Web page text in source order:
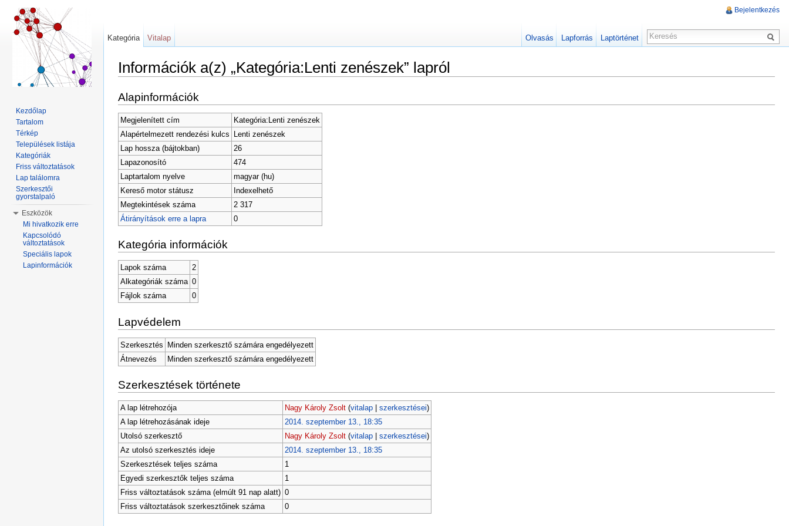
Információk a(z) „Kategória:Lenti zenészek” lapról
Alapinformációk
Megjelenített cím
Kategória:Lenti zenészek
Alapértelmezett rendezési kulcs Lenti zenészek
Lap hossza (bájtokban)
26
Lapazonosító
474
Laptartalom nyelve
magyar (hu)
Kereső motor státusz
Indexelhető
Megtekintések száma
2 317
Átirányítások erre a lapra
0
Kategória információk
Lapok száma
2
Alkategóriák száma 0
Fájlok száma
0
Lapvédelem
Szerkesztés Minden szerkesztő számára engedélyezett
Átnevezés
Minden szerkesztő számára engedélyezett
Szerkesztések története
A lap létrehozója Nagy Károly Zsolt (vitalap| szerkesztései)
A lap létrehozásának ideje
2014. szeptember 13., 18:35
Utolsó szerkesztő
Nagy Károly Zsolt (vitalap| szerkesztései)
Az utolsó szerkesztés ideje
2014. szeptember 13., 18:35
Szerkesztések teljes száma
1
Egyedi szerkesztők teljes száma
1
Friss változtatások száma (elmúlt 91 nap alatt) 0
Friss változtatások szerkesztőinek száma
0
Bejelentkezés
Kategória Vitalap Olvasás Lapforrás Laptörténet
Kezdőlap
Tartalom
Térkép
Települések listája
Kategóriák
Friss változtatások
Lap találomra
Szerkesztői
gyorstalpaló
Eszközök
Mi hivatkozik erre
Kapcsolódó
változtatások
Speciális lapok
Lapinformációk